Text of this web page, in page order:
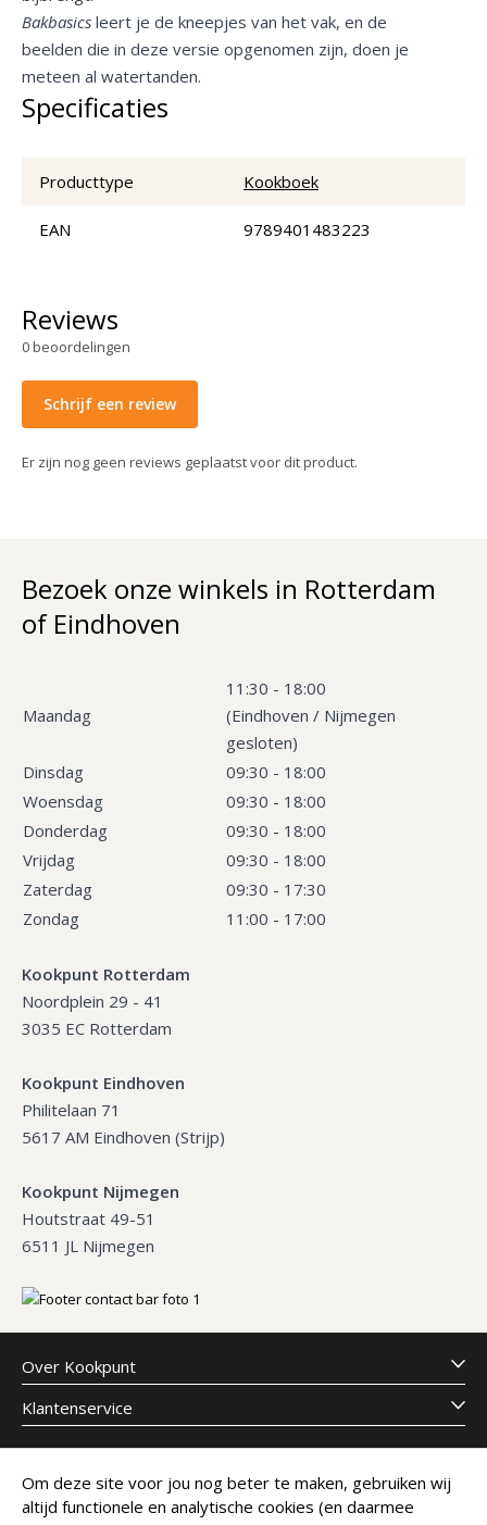
Bakbasics leert je de kneepjes van het vak, en de
beelden die in deze versie opgenomen zijn, doen je
meteen al watertanden.
Specificaties
Producttype Kookboek
EAN 9789401483223
Reviews
0beoordelingen
Schrijf een review
Er zijn nog geen reviews geplaatst voor dit product.
Bezoek onze winkels in Rotterdam
of Eindhoven
Maandag
11:30 - 18:00
(Eindhoven / Nijmegen
gesloten)
Dinsdag
09:30 - 18:00
Woensdag
09:30 - 18:00
Donderdag
09:30 - 18:00
Vrijdag
09:30 - 18:00
Zaterdag
09:30 - 17:30
Zondag
11:00 - 17:00
Kookpunt Rotterdam
Noordplein 29 - 41
3035 EC Rotterdam
Kookpunt Eindhoven
Philitelaan 71
5617 AM Eindhoven (Strijp)
Kookpunt Nijmegen
Houtstraat 49-51
6511 JL Nijmegen
Over Kookpunt
Klantenservice
Meld je aan voor onze nieuwsbrief
E-mailadres
Om deze site voor jou nog beter te maken, gebruiken wij
altijd functionele en analytische cookies (en daarmee